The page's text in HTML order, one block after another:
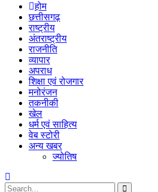
होम
छत्तीसगढ़
राष्ट्रीय
अंतराष्ट्रीय
राजनीति
व्यापार
अपराध
शिक्षा एवं रोजगार
मनोरंजन
तकनीकी
खेल
धर्म एवं साहित्य
वेब स्टोरी
अन्य खबर
ज्योतिष